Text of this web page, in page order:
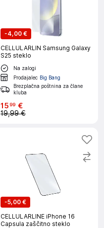
-4,00 €
CELLULARLIN Samsung Galaxy
S25 steklo
Na zalogi
Prodajalec Big Bang
Brezplačna poštnina za člane
kluba
1599 €
19,99 €
-5,00 €
CELLULARLINE iPhone 16
Capsula zaščitno steklo